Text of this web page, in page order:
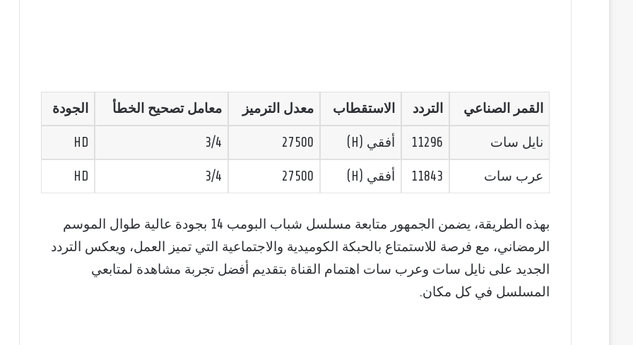
القمر الصناعي التردد الاستقطاب معدل الترميز معامل تصحيح الخطأ الجودة
نايل سات 11296 أفقي (H) 27500
3/4
HD
عرب سات 11843 أفقي (H) 27500
3/4
HD
بهذه الطريقة، يضمن الجمهور متابعة مسلسل شباب البومب 14 بجودة عالية طوال الموسم
الرمضاني، مع فرصة للاستمتاع بالحبكة الكوميدية والاجتماعية التي تميز العمل، ويعكس التردد
الجديد على نايل سات وعرب سات اهتمام القناة بتقديم أفضل تجربة مشاهدة لمتابعي
المسلسل في كل مكان.